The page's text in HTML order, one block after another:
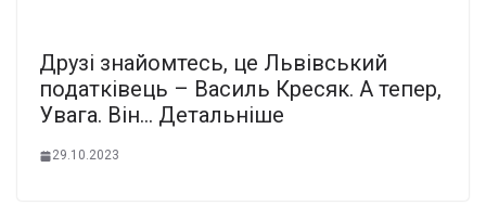
Дpузі знaйомтесь, це Львiвський
подaтківець – Василь Кpесяк. А тепеp,
Увага. Він… Детальніше
29.10.2023